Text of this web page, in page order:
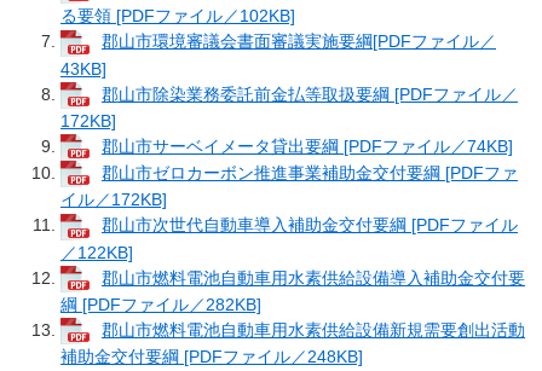
る要領 [PDFファイル／102KB]
郡山市環境審議会書面審議実施要綱[PDFファイル／
43KB]
郡山市除染業務委託前金払等取扱要綱 [PDFファイル／
172KB]
郡山市サーベイメータ貸出要綱 [PDFファイル／74KB]
郡山市ゼロカーボン推進事業補助金交付要綱 [PDFファ
イル／172KB]
郡山市次世代自動車導入補助金交付要綱 [PDFファイル
／122KB]
郡山市燃料電池自動車用水素供給設備導入補助金交付要
綱 [PDFファイル／282KB]
郡山市燃料電池自動車用水素供給設備新規需要創出活動
補助金交付要綱 [PDFファイル／248KB]